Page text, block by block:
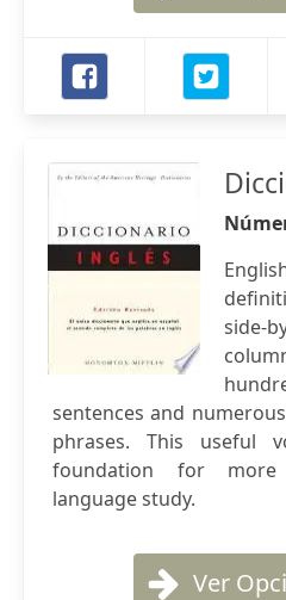
side-
sentences and
phrases. This useful
foundation for more
language study.
Ver